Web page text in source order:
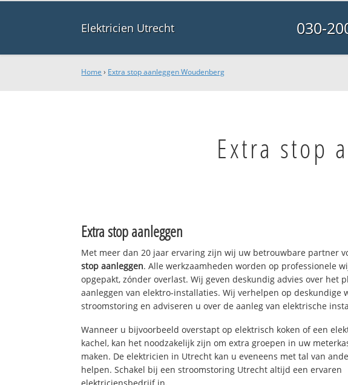
Elektricien Utrecht 030-
Home › Extra stop aanleggen Woudenberg
Extra stop
Extra stop aanleggen
Met meer dan 20 jaar ervaring zijn wij uw betrouwbare partner
stop aanleggen. Alle werkzaamheden worden op professionele
opgepakt, zónder overlast. Wij geven deskundig advies over het
aanleggen van elektro-installaties. Wij verhelpen op deskundige
stroomstoring en adviseren u over de aanleg van elektrische
Wanneer u bijvoorbeeld overstapt op elektrisch koken of een
kachel, kan het noodzakelijk zijn om extra groepen in uw
maken. De elektricien in Utrecht kan u eveneens met tal van
helpen. Schakel bij een stroomstoring Utrecht altijd een ervaren
elektriciensbedrijf in.